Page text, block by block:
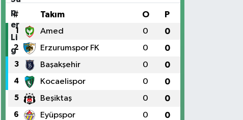
# Takım O P
1 Amed 0 0
2 Erzurumspor FK 0 0
3 Başakşehir 0 0
4 Kocaelispor 0 0
5 Beşiktaş 0 0
6 Eyüpspor 0 0